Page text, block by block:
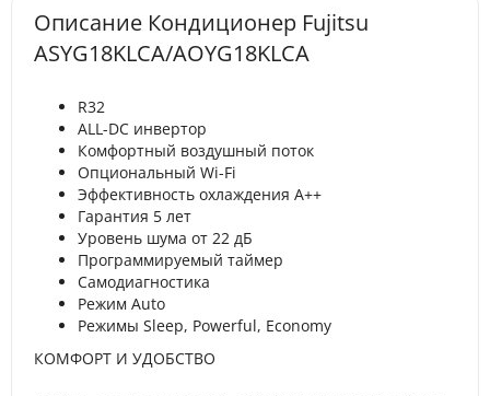
Описание Кондиционер Fujitsu
ASYG18KLCA/AOYG18KLCA
R32
ALL-DC инвертор
Комфортный воздушный поток
Опциональный Wi-Fi
Эффективность охлаждения А++
Гарантия 5 лет
Уровень шума от 22 дБ
Программируемый таймер
Самодиагностика
Режим Auto
Режимы Sleep, Powerful, Economy
КОМФОРТ И УДОБСТВО